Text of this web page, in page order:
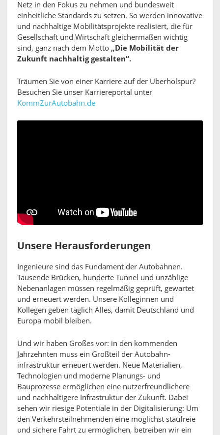
Netz in den Fokus zu nehmen und bundesweit
einheitliche Standards zu setzen. So werden innovative
und nachhaltige Mobilitätsprojekte realisiert, die für
Gesellschaft und Wirtschaft gleichermaßen wichtig
sind, ganz nach dem Motto „Die Mobilität der
Zukunft nachhaltig gestalten“.
Träumen Sie von einer Karriere auf der Überholspur?
Besuchen Sie unser Karriereportal unter
KommZurAutobahn.de
Unsere Herausforderungen
Ingenieure sind das Fundament der Autobahnen.
Tausende Brücken, hunderte Tunnel und unzählige
Nebenanlagen müssen regelmäßig geprüft, gewartet
und erneuert werden. Unsere Kolleginnen und
Kollegen geben täglich Alles, damit Deutschland und
Europa mobil bleiben.
Und wir haben Großes vor: in den kommenden
Jahrzehnten muss ein Großteil der Autobahn-
infrastruktur erneuert werden. Neue Materialien,
Technologien und moderne Planungs- und
Bauprozesse ermöglichen eine nutzerfreundlichere
und nachhaltigere Infrastruktur der Zukunft. Dabei
sehen wir riesige Potentiale in der Digitalisierung: Um
den Verkehrsteilnehmenden eine möglichst staufreie
und sichere Fahrt zu ermöglichen, betreiben wir ein